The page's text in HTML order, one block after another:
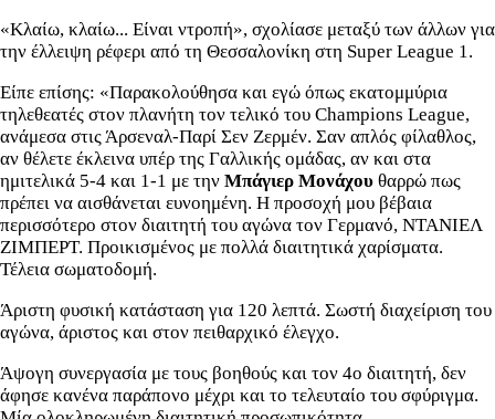
«Κλαίω, κλαίω... Είναι ντροπή», σχολίασε μεταξύ των άλλων για
την έλλειψη ρέφερι από τη Θεσσαλονίκη στη Super League 1.
Είπε επίσης: «Παρακολούθησα και εγώ όπως εκατομμύρια
τηλεθεατές στον πλανήτη τον τελικό του Champions League,
ανάμεσα στις Άρσεναλ-Παρί Σεν Ζερμέν. Σαν απλός φίλαθλος,
αν θέλετε έκλεινα υπέρ της Γαλλικής ομάδας, αν και στα
ημιτελικά 5-4 και 1-1 με την Μπάγιερ Μονάχου θαρρώ πως
πρέπει να αισθάνεται ευνοημένη. Η προσοχή μου βέβαια
περισσότερο στον διαιτητή του αγώνα τον Γερμανό, ΝΤΑΝΙΕΛ
ΖΙΜΠΕΡΤ. Προικισμένος με πολλά διαιτητικά χαρίσματα.
Τέλεια σωματοδομή.
Άριστη φυσική κατάσταση για 120 λεπτά. Σωστή διαχείριση του
αγώνα, άριστος και στον πειθαρχικό έλεγχο.
Άψογη συνεργασία με τους βοηθούς και τον 4ο διαιτητή, δεν
άφησε κανένα παράπονο μέχρι και το τελευταίο του σφύριγμα.